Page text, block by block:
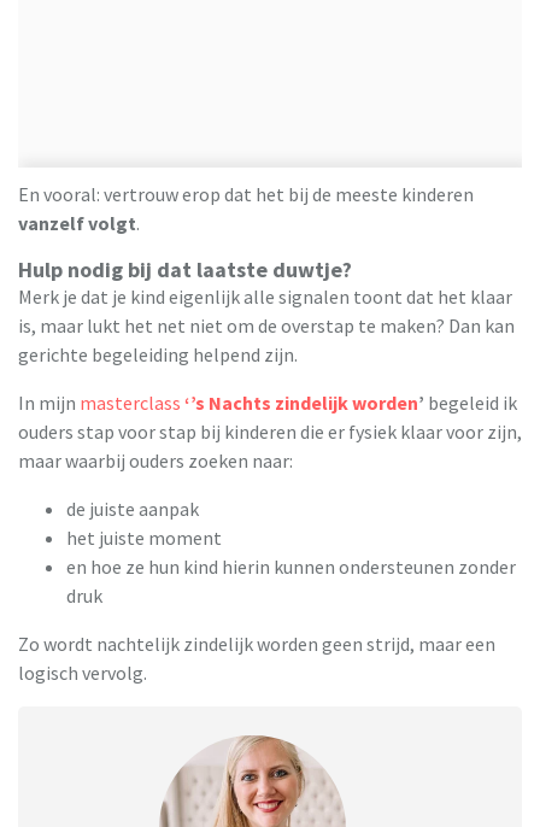
En vooral: vertrouw erop dat het bij de meeste kinderen
vanzelf volgt.
Hulp nodig bij dat laatste duwtje?
Merk je dat je kind eigenlijk alle signalen toont dat het klaar
is, maar lukt het net niet om de overstap te maken? Dan kan
gerichte begeleiding helpend zijn.
In mijn masterclass ‘’s Nachts zindelijk worden’ begeleid ik
ouders stap voor stap bij kinderen die er fysiek klaar voor zijn,
maar waarbij ouders zoeken naar:
de juiste aanpak
het juiste moment
en hoe ze hun kind hierin kunnen ondersteunen zonder
druk
Zo wordt nachtelijk zindelijk worden geen strijd, maar een
logisch vervolg.